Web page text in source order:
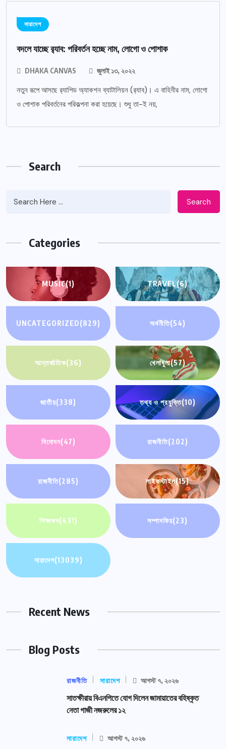
সারাদেশ
বদলে যাচ্ছে র‌্যাব: পরিবর্তন হচ্ছে নাম, লোগো ও পোশাক
DHAKA CANVAS জুলাই ১৩, ২০২২
নতুন রূপে আসছে র‌্যাপিড অ্যাকশন ব্যাটালিয়ন (র‌্যাব)। এ বাহিনীর নাম, লোগো
ও পোশাক পরিবর্তনের পরিকল্পনা করা হয়েছে। শুধু তা-ই নয়,
Search
Search
Categories
MUSIC(1) TRAVEL(6)
UNCATEGORIZED(829) অর্থনীতি(54)
আন্তর্জাতিক(36) খেলাধুলা(57)
জাতীয়(338) তথ্য ও প্রযুক্তি(10)
বিনোদন(47) রাজনীতি(202)
রাজনীতি(285) লাইফস্টাইল(15)
শিক্ষাঙ্গন(431) সম্পাদকিয়(23)
সারাদেশ(13039)
Recent News
Blog Posts
রাজনীতি সারাদেশ আগস্ট ৭, ২০২৬
সাতক্ষীরায় বিএনপিতে যোগ দিলেন জামায়াতের বহিষ্কৃত
নেতা গাজী নজরুলের ১২
সারাদেশ আগস্ট ৭, ২০২৬